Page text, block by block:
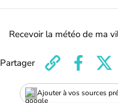
Recevoir la météo de ma
Ajouter à vos sources
Partager